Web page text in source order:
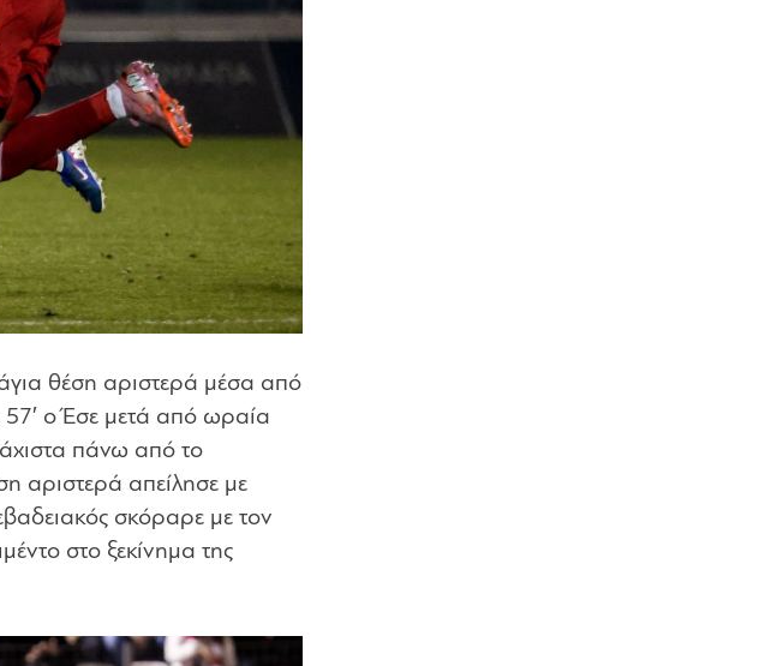
θέση αριστερά μέσα από
57′ ο Έσε μετά από ωραία
πάνω από το
αριστερά απείλησε με
σκόραρε με τον
στο ξεκίνημα της